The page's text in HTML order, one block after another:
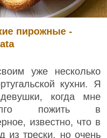
пирожные -
уже несколько
кухни. Я
когда мне
пожить в
известно, что в
из трески, но очень